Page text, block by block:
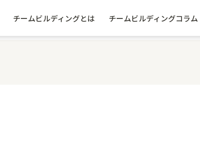
チームビルディングとは チームビルディングコラム